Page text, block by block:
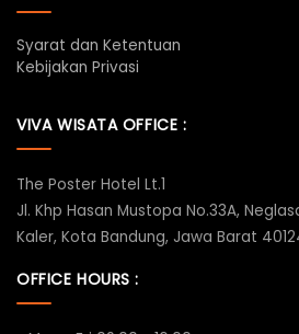
Syarat dan Ketentuan
Kebijakan Privasi
VIVA WISATA OFFICE :
The Poster Hotel Lt.1
Jl. Khp Hasan Mustopa No.33A,
Kaler, Kota Bandung, Jawa Barat
OFFICE HOURS :